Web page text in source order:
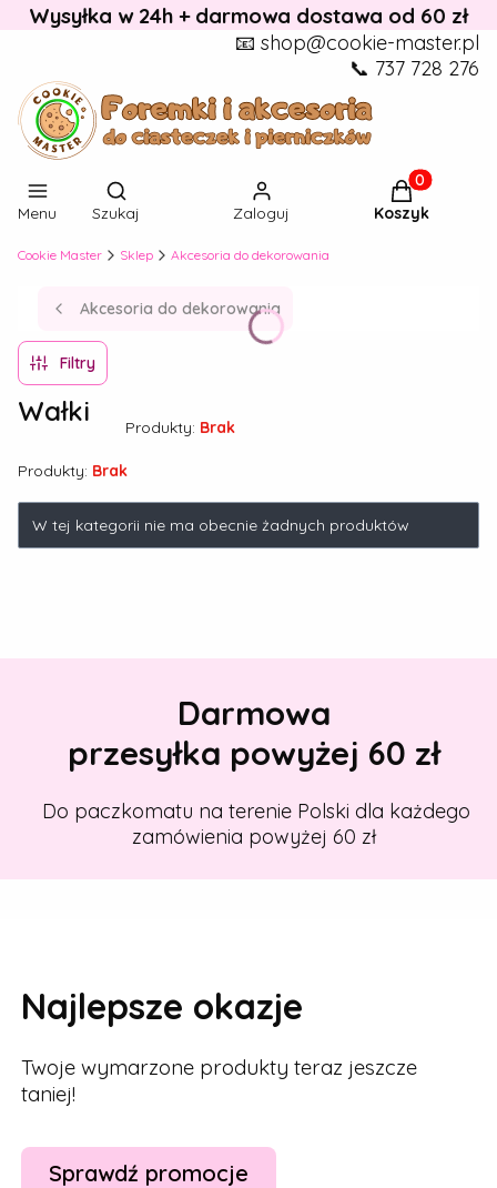
Wysyłka w 24h + darmowa dostawa od 60 zł
📧 shop@cookie-master.pl
📞 737 728 276
Menu
Otwórz wyszukiwarkę
Szukaj Zaloguj
Produkty w
Koszyk
Cookie Master Sklep Akcesoria do dekorowania
Akcesoria do dekorowania
Filtry
Wałki Produkty: Brak
Produkty: Brak
Lista produktów
W tej kategorii nie ma obecnie żadnych produktów
Darmowa
przesyłka powyżej 60 zł
Do paczkomatu na terenie Polski dla każdego
zamówienia powyżej 60 zł
Najlepsze okazje
Twoje wymarzone produkty teraz jeszcze
taniej!
Sprawdź promocje